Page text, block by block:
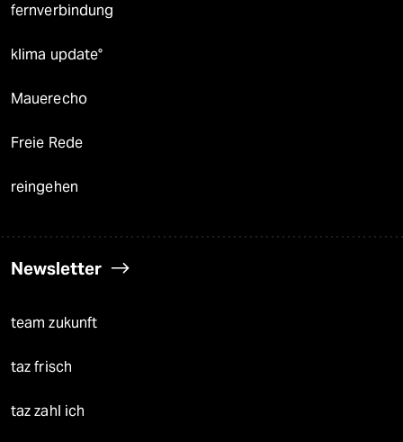
fernverbindung
klima update°
Mauerecho
Freie Rede
reingehen
Newsletter
team zukunft
taz frisch
taz zahl ich